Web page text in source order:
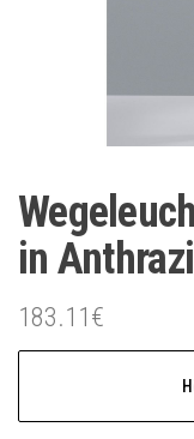
in
183.11€